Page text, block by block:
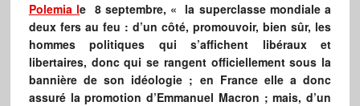
Polemia le 8 septembre, « la superclasse mondiale a
deux fers au feu : d’un côté, promouvoir, bien sûr, les
hommes politiques qui s’affichent libéraux et
libertaires, donc qui se rangent officiellement sous la
bannière de son idéologie ; en France elle a donc
assuré la promotion d’Emmanuel Macron ; mais, d’un